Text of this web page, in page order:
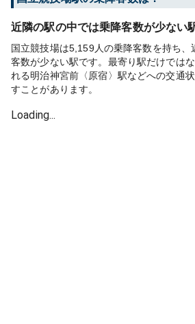
近隣の駅の中では乗降客数が少ない
国立競技場は5,159人の乗降客数を持ち、
客数が少ない駅です。最寄り駅だけでは
れる明治神宮前〈原宿〉駅などへの交通
すことがあります。
Loading...